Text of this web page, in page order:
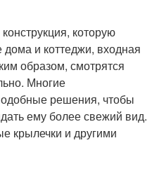
которую
дома и коттеджи, входная
образом, смотрятся
Многие
решения, чтобы
ему более свежий вид.
крылечки и другими